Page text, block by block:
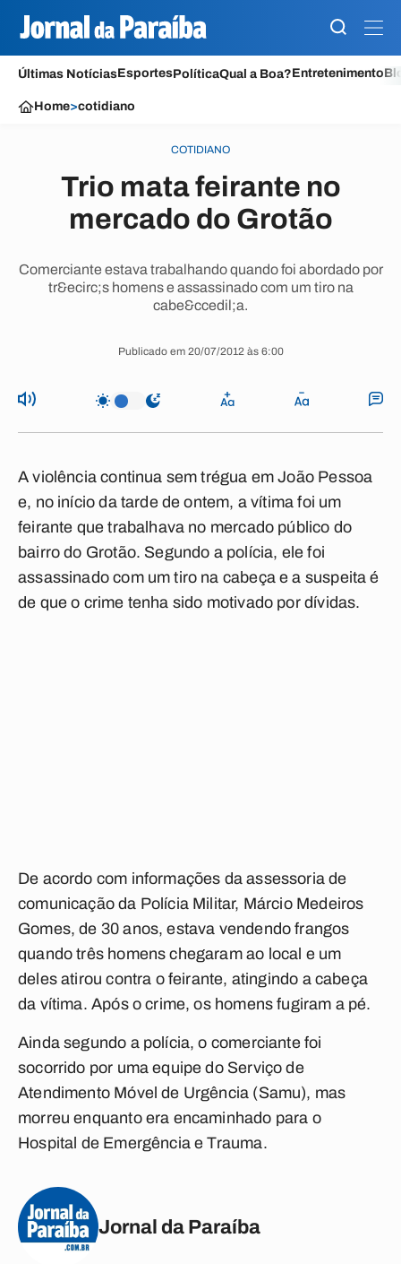
Últimas NotíciasEsportesPolíticaQual a Boa?Entretenimento
Home>cotidiano
COTIDIANO
Trio mata feirante no
mercado do Grotão
Comerciante estava trabalhando quando foi abordado por
tr&ecirc;s homens e assassinado com um tiro na
cabe&ccedil;a.
Publicado em 20/07/2012 às 6:00
A violência continua sem trégua em João Pessoa
e, no início da tarde de ontem, a vítima foi um
feirante que trabalhava no mercado público do
bairro do Grotão. Segundo a polícia, ele foi
assassinado com um tiro na cabeça e a suspeita é
de que o crime tenha sido motivado por dívidas.
De acordo com informações da assessoria de
comunicação da Polícia Militar, Márcio Medeiros
Gomes, de 30 anos, estava vendendo frangos
quando três homens chegaram ao local e um
deles atirou contra o feirante, atingindo a cabeça
da vítima. Após o crime, os homens fugiram a pé.
Ainda segundo a polícia, o comerciante foi
socorrido por uma equipe do Serviço de
Atendimento Móvel de Urgência (Samu), mas
morreu enquanto era encaminhado para o
Hospital de Emergência e Trauma.
Jornal da Paraíba